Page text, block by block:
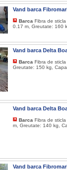
Vand barca
Barca Fibra de
0.17 m, Greutate: 160
Vand barca Delta
Barca Fibra de
Greutate: 150 kg,
Vand barca Delta
Barca Fibra de
m, Greutate: 140 kg,
Vand barca